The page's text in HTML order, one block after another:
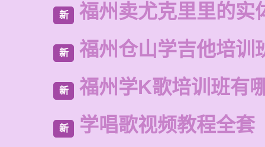
新 福州卖尤克里里的实
新 福州仓山学吉他培训
新 福州学K歌培训班有
新 学唱歌视频教程全套